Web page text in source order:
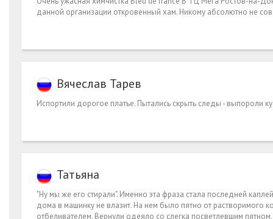
данной организации откровенный хам. Никому абсолютно не
Вячеслав Тарев
Испортили дорогое платье. Пытались скрыть следы - выпороли
Татьяна
"Ну мы же его стирали". Именно эта фраза стала последней
дома в машинку не влазит. На нем было пятно от растворимого
отбеливателем. Вернули одеяло со слегка посветлевшим